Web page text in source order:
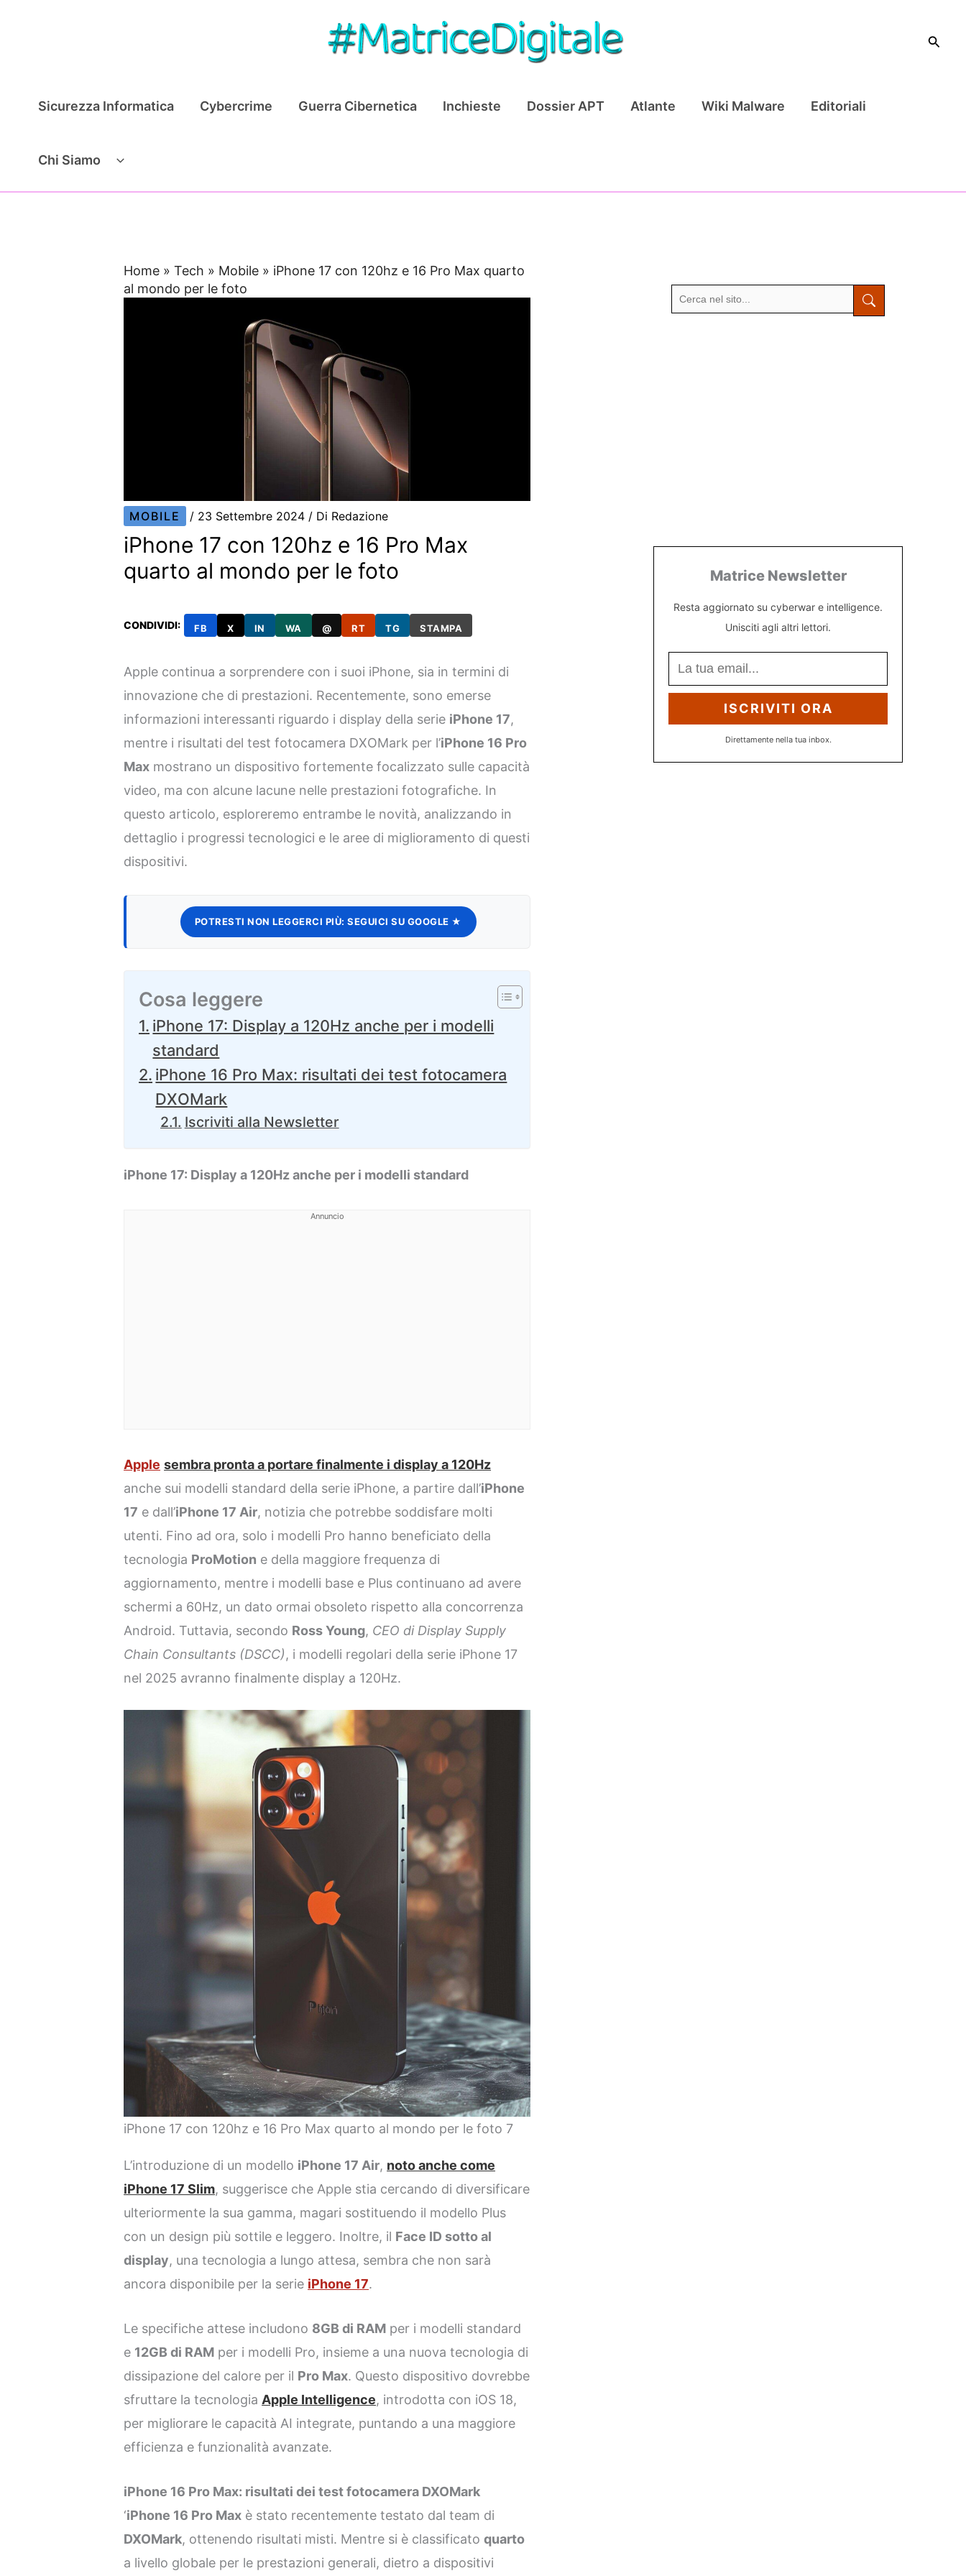
Cerca
Sicurezza Informatica Cybercrime Guerra Cibernetica Inchieste Dossier APT Atlante Wiki Malware Editoriali
Chi Siamo
Home »Tech » Mobile » iPhone 17 con 120hz e 16 Pro Max quarto
al mondo per le foto
MOBILE / 23 Settembre 2024 / Di Redazione
iPhone 17 con 120hz e 16 Pro Max
quarto al mondo per le foto
CONDIVIDI: FB X IN WA @ RT TG STAMPA
Apple continua a sorprendere con i suoi iPhone, sia in termini di
innovazione che di prestazioni. Recentemente, sono emerse
informazioni interessanti riguardo i display della serie iPhone 17,
mentre i risultati del test fotocamera DXOMark per l’iPhone 16 Pro
Max mostrano un dispositivo fortemente focalizzato sulle capacità
video, ma con alcune lacune nelle prestazioni fotografiche. In
questo articolo, esploreremo entrambe le novità, analizzando in
dettaglio i progressi tecnologici e le aree di miglioramento di questi
dispositivi.
POTRESTI NON LEGGERCI PIÙ: SEGUICI SU GOOGLE ★
Cosa leggere
iPhone 17: Display a 120Hz anche per i modelli
standard
iPhone 16 Pro Max: risultati dei test fotocamera
DXOMark
Iscriviti alla Newsletter
iPhone 17: Display a 120Hz anche per i modelli standard
Annuncio
Apple sembra pronta a portare finalmente i display a 120Hz
anche sui modelli standard della serie iPhone, a partire dall’iPhone
17 e dall’iPhone 17 Air, notizia che potrebbe soddisfare molti
utenti. Fino ad ora, solo i modelli Pro hanno beneficiato della
tecnologia ProMotion e della maggiore frequenza di
aggiornamento, mentre i modelli base e Plus continuano ad avere
schermi a 60Hz, un dato ormai obsoleto rispetto alla concorrenza
Android. Tuttavia, secondo Ross Young, CEO di Display Supply
Chain Consultants (DSCC), i modelli regolari della serie iPhone 17
nel 2025 avranno finalmente display a 120Hz.
iPhone 17 con 120hz e 16 Pro Max quarto al mondo per le foto 7
L’introduzione di un modello iPhone 17 Air, noto anche come
iPhone 17 Slim, suggerisce che Apple stia cercando di diversificare
ulteriormente la sua gamma, magari sostituendo il modello Plus
con un design più sottile e leggero. Inoltre, il Face ID sotto al
display, una tecnologia a lungo attesa, sembra che non sarà
ancora disponibile per la serie iPhone 17.
Le specifiche attese includono 8GB di RAM per i modelli standard
e 12GB di RAM per i modelli Pro, insieme a una nuova tecnologia di
dissipazione del calore per il Pro Max. Questo dispositivo dovrebbe
sfruttare la tecnologia Apple Intelligence, introdotta con iOS 18,
per migliorare le capacità AI integrate, puntando a una maggiore
efficienza e funzionalità avanzate.
iPhone 16 Pro Max: risultati dei test fotocamera DXOMark
‘iPhone 16 Pro Max è stato recentemente testato dal team di
DXOMark, ottenendo risultati misti. Mentre si è classificatoquarto
a livello globale per le prestazioni generali, dietro a dispositivi
Matrice Newsletter
Resta aggiornato su cyberwar e intelligence.
Unisciti agli altri lettori.
ISCRIVITI ORA
Direttamente nella tua inbox.